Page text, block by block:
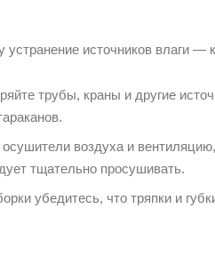
источников влаги —
трубы, краны и другие
воздуха и
тщательно просушивать.
убедитесь, что тряпки и